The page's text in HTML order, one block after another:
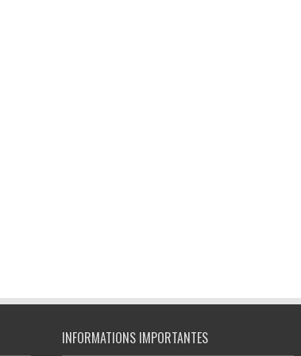
INFORMATIONS IMPORTANTES